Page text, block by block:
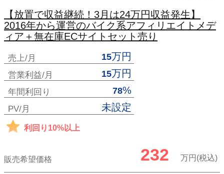
【放置で収益継続！3月は24万円収益発生】
2016年から運営のバイク系アフィリエイトメデ
ィア＋無在庫ECサイトセット売り
売上/月 15万円
営業利益/月 15万円
年間利回り 78%
PV/月 未設定
利回り10%以上
販売希望価格 232 万円(税込)